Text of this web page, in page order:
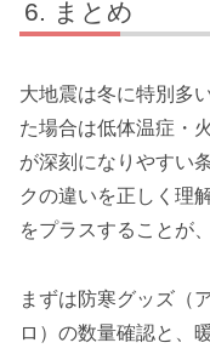
まとめ
大地震は冬に特別多
た場合は低体温症・
が深刻になりやすい
クの違いを正しく理
をプラスすることが
まずは防寒グッズ（
ロ）の数量確認と、